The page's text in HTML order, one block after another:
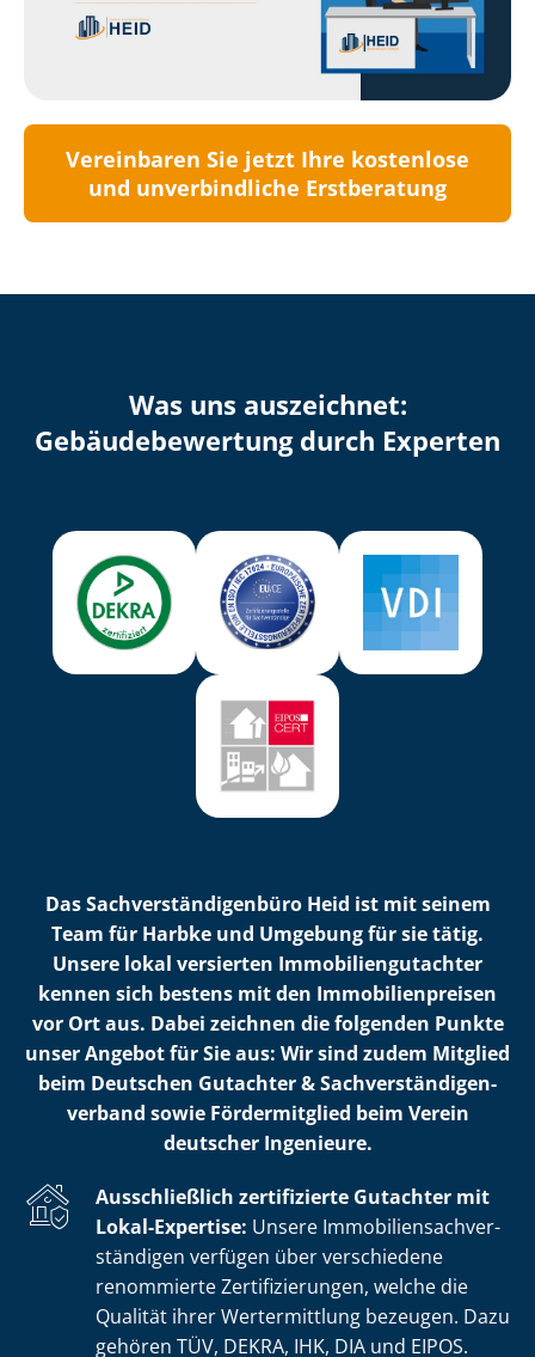
Vereinbaren Sie jetzt Ihre kostenlose
und unverbindliche Erstberatung
Was uns auszeichnet:
Ge­bäu­de­be­wer­tung durch Experten
Das Sach­ver­stän­di­gen­bü­ro Heid ist mit seinem
Team für Harbke und Umgebung für sie tätig.
Unsere lokal versierten Im­mo­bi­li­en­gut­ach­ter
kennen sich bestens mit den Im­mo­bi­li­en­prei­sen
vor Ort aus. Dabei zeichnen die folgenden Punkte
unser Angebot für Sie aus: Wir sind zudem Mitglied
beim Deutschen Gutachter & Sach­ver­stän­di­gen­
ver­band sowie Fördermitglied beim Verein
deutscher Ingenieure.
Ausschließlich zertifizierte Gutachter mit
Lokal-Expertise: Unsere Im­mo­bi­li­en­sach­ver­
stän­di­gen verfügen über verschiedene
renommierte Zer­ti­fi­zie­run­gen, welche die
Qualität ihrer Wertermittlung bezeugen. Dazu
gehören TÜV, DEKRA, IHK, DIA und EIPOS.